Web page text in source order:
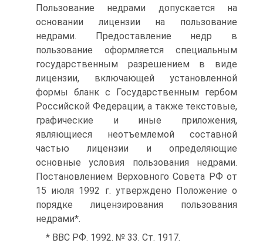
Пользование недрами допускается на
основании лицензии на пользование
недрами. Предоставление недр в
пользование оформляется специальным
государственным разрешением в виде
лицензии, включающей установленной
формы бланк с Государственным гербом
Российской Федерации, а также текстовые,
графические и иные приложения,
являющиеся неотъемлемой составной
частью лицензии и определяющие
основные условия пользования недрами.
Постановлением Верховного Совета РФ от
15 июля 1992 г. утверждено Положение о
порядке лицензирования пользования
недрами*.
* ВВС РФ. 1992. № 33. Ст. 1917.